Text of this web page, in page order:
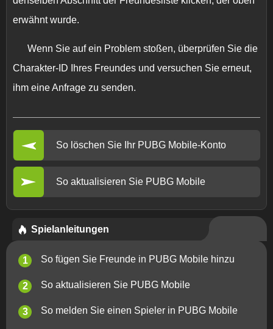
erwähnt wurde.
Wenn Sie auf ein Problem stoßen, überprüfen Sie die
Charakter-ID Ihres Freundes und versuchen Sie erneut,
ihm eine Anfrage zu senden.
So löschen Sie Ihr PUBG Mobile-Konto
So aktualisieren Sie PUBG Mobile
Spielanleitungen
So fügen Sie Freunde in PUBG Mobile hinzu
So aktualisieren Sie PUBG Mobile
So melden Sie einen Spieler in PUBG Mobile